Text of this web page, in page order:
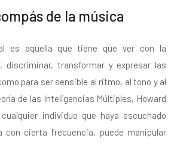
de la música
es aquella que tiene que ver con la
discriminar, transformar y expresar las
para ser sensible al ritmo, al tono y al
de las Inteligencias Múltiples, Howard
individuo que haya escuchado
con cierta frecuencia, puede manipular